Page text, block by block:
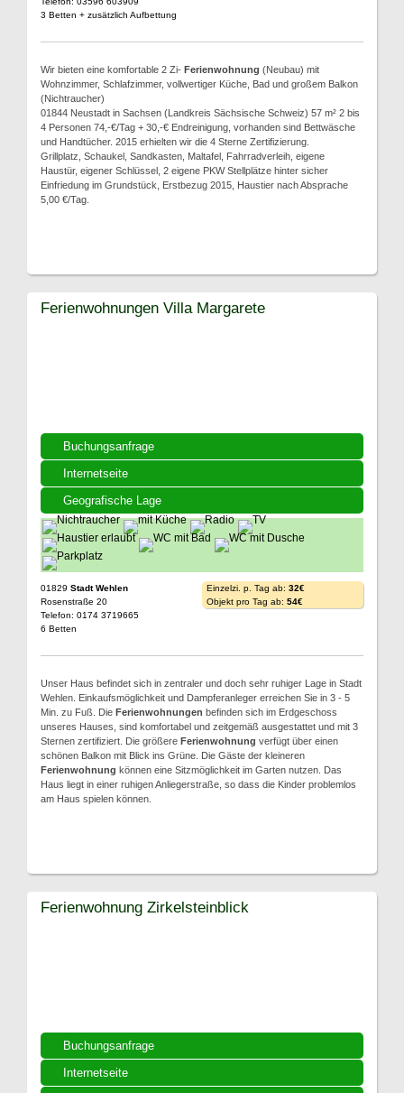
3 Betten + zusätzlich Aufbettung
Wir bieten eine komfortable 2 Zi- Ferienwohnung (Neubau) mit
Wohnzimmer, Schlafzimmer, vollwertiger Küche, Bad und großem Balkon
(Nichtraucher)
01844 Neustadt in Sachsen (Landkreis Sächsische Schweiz) 57 m² 2 bis
4 Personen 74,-€/Tag + 30,-€ Endreinigung, vorhanden sind Bettwäsche
und Handtücher. 2015 erhielten wir die 4 Sterne Zertifizierung.
Grillplatz, Schaukel, Sandkasten, Maltafel, Fahrradverleih, eigene
Haustür, eigener Schlüssel, 2 eigene PKW Stellplätze hinter sicher
Einfriedung im Grundstück, Erstbezug 2015, Haustier nach Absprache
5,00 €/Tag.
Buchungsanfrage
Internetseite
Geografische Lage
Ferienwohnungen Villa Margarete
01829 Stadt Wehlen
Rosenstraße 20
Telefon: 0174 3719665
6 Betten
Einzelzi. p. Tag ab: 32€
Objekt pro Tag ab: 54€
Unser Haus befindet sich in zentraler und doch sehr ruhiger Lage in Stadt
Wehlen. Einkaufsmöglichkeit und Dampferanleger erreichen Sie in 3 - 5
Min. zu Fuß. Die Ferienwohnungen befinden sich im Erdgeschoss
unseres Hauses, sind komfortabel und zeitgemäß ausgestattet und mit 3
Sternen zertifiziert. Die größere Ferienwohnung verfügt über einen
schönen Balkon mit Blick ins Grüne. Die Gäste der kleineren
Ferienwohnung können eine Sitzmöglichkeit im Garten nutzen. Das
Haus liegt in einer ruhigen Anliegerstraße, so dass die Kinder problemlos
am Haus spielen können.
Buchungsanfrage
Internetseite
Ferienwohnung Zirkelsteinblick